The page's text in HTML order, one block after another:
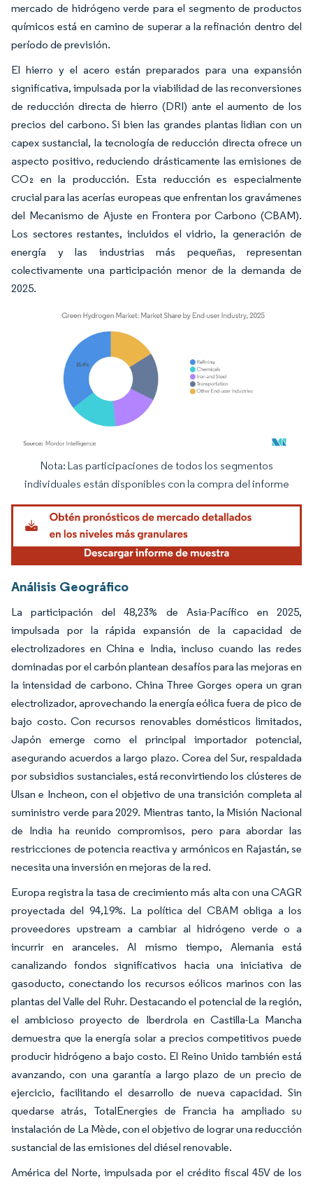
mercado de hidrógeno verde para el segmento de productos
químicos está en camino de superar a la refinación dentro del
período de previsión.
El hierro y el acero están preparados para una expansión
significativa, impulsada por la viabilidad de las reconversiones
de reducción directa de hierro (DRI) ante el aumento de los
precios del carbono. Si bien las grandes plantas lidian con un
capex sustancial, la tecnología de reducción directa ofrece un
aspecto positivo, reduciendo drásticamente las emisiones de
CO₂ en la producción. Esta reducción es especialmente
crucial para las acerías europeas que enfrentan los gravámenes
del Mecanismo de Ajuste en Frontera por Carbono (CBAM).
Los sectores restantes, incluidos el vidrio, la generación de
energía y las industrias más pequeñas, representan
colectivamente una participación menor de la demanda de
2025.
Imagen © Mordor Intelligence. El uso requiere atribución según CC BY 4.0.
Nota: Las participaciones de todos los segmentos
individuales están disponibles con la compra del informe
Análisis Geográfico
La participación del 48,23% de Asia-Pacífico en 2025,
impulsada por la rápida expansión de la capacidad de
electrolizadores en China e India, incluso cuando las redes
dominadas por el carbón plantean desafíos para las mejoras en
la intensidad de carbono. China Three Gorges opera un gran
electrolizador, aprovechando la energía eólica fuera de pico de
bajo costo. Con recursos renovables domésticos limitados,
Japón emerge como el principal importador potencial,
asegurando acuerdos a largo plazo. Corea del Sur, respaldada
por subsidios sustanciales, está reconvirtiendo los clústeres de
Ulsan e Incheon, con el objetivo de una transición completa al
suministro verde para 2029. Mientras tanto, la Misión Nacional
de India ha reunido compromisos, pero para abordar las
restricciones de potencia reactiva y armónicos en Rajastán, se
necesita una inversión en mejoras de la red.
Europa registra la tasa de crecimiento más alta con una CAGR
proyectada del 94,19%. La política del CBAM obliga a los
proveedores upstream a cambiar al hidrógeno verde o a
incurrir en aranceles. Al mismo tiempo, Alemania está
canalizando fondos significativos hacia una iniciativa de
gasoducto, conectando los recursos eólicos marinos con las
plantas del Valle del Ruhr. Destacando el potencial de la región,
el ambicioso proyecto de Iberdrola en Castilla-La Mancha
demuestra que la energía solar a precios competitivos puede
producir hidrógeno a bajo costo. El Reino Unido también está
avanzando, con una garantía a largo plazo de un precio de
ejercicio, facilitando el desarrollo de nueva capacidad. Sin
quedarse atrás, TotalEnergies de Francia ha ampliado su
instalación de La Mède, con el objetivo de lograr una reducción
sustancial de las emisiones del diésel renovable.
América del Norte, impulsada por el crédito fiscal 45V de los